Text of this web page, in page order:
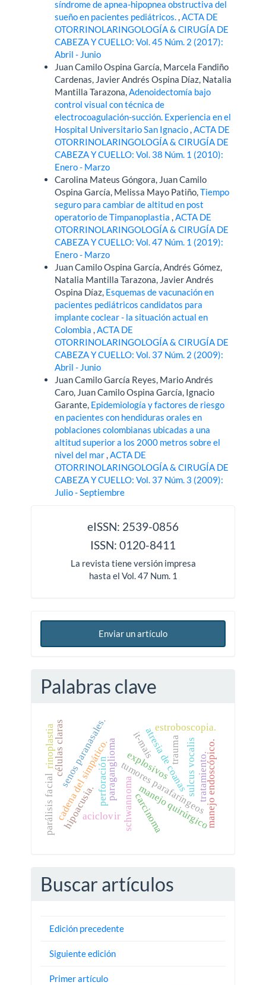
síndrome de apnea-hipopnea obstructiva del
sueño en pacientes pediátricos.,ACTA DE
OTORRINOLARINGOLOGÍA & CIRUGÍA DE
CABEZA Y CUELLO: Vol. 45 Núm. 2 (2017):
Abril - Junio
Juan Camilo Ospina García, Marcela Fandiño
Cardenas, Javier Andrés Ospina Díaz, Natalia
Mantilla Tarazona,Adenoidectomía bajo
control visual con técnica de
electrocoagulación-succión. Experiencia en el
Hospital Universitario San Ignacio,ACTA DE
OTORRINOLARINGOLOGÍA & CIRUGÍA DE
CABEZA Y CUELLO: Vol. 38 Núm. 1 (2010):
Enero - Marzo
Carolina Mateus Góngora, Juan Camilo
Ospina García, Melissa Mayo Patiño,Tiempo
seguro para cambiar de altitud en post
operatorio de Timpanoplastia,ACTA DE
OTORRINOLARINGOLOGÍA & CIRUGÍA DE
CABEZA Y CUELLO: Vol. 47 Núm. 1 (2019):
Enero - Marzo
Juan Camilo Ospina García, Andrés Gómez,
Natalia Mantilla Tarazona, Javier Andrés
Ospina Díaz, Esquemas de vacunación en
pacientes pediátricos candidatos para
implante coclear - la situación actual en
Colombia,ACTA DE
OTORRINOLARINGOLOGÍA & CIRUGÍA DE
CABEZA Y CUELLO: Vol. 37 Núm. 2 (2009):
Abril - Junio
Juan Camilo García Reyes, Mario Andrés
Caro, Juan Camilo Ospina García, Ignacio
Garante, Epidemiología y factores de riesgo
en pacientes con hendiduras orales en
poblaciones colombianas ubicadas a una
altitud superior a los 2000 metros sobre el
nivel del mar,ACTA DE
OTORRINOLARINGOLOGÍA & CIRUGÍA DE
CABEZA Y CUELLO: Vol. 37 Núm. 3 (2009):
Julio - Septiembre
eISSN: 2539-0856
ISSN: 0120-8411
La revista tiene versión impresa
hasta el Vol. 47 Num. 1
Enviar un artículo
Palabras clave
schwannoma
paragangliomatumores parafaríngeos
cadena del simpático. atresia de coanas
manejo quirúrgicomanejo endoscópico.
senos paranasales.
perforación
trauma
explosivos
hipoacusia.
sulcus vocalis
estroboscopia.
parálisis facial aciclovir carcinoma
células claras
tratamiento.
it-mais
rinoplastia
Buscar artículos
Edición precedente
Siguiente edición
Primer artículo